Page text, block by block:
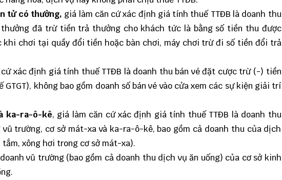
tử có thưởng, giá làm căn cứ xác định giá tính thuế TTĐB là doanh thu
đã trừ tiền trả thưởng cho khách tức là bằng số tiền thu được
khi chơi tại quầy đổi tiền hoặc bàn chơi, máy chơi trừ đi số tiền đổi trả
cứ xác định giá tính thuế TTĐB là doanh thu bán vé đặt cược trừ (-) tiền
không bao gồm doanh số bán vé vào cửa xem các sự kiện giải trí
ka-ra-ô-kê, giá làm căn cứ xác định giá tính thuế TTĐB là doanh thu
trường, cơ sở mát-xa và ka-ra-ô-kê, bao gồm cả doanh thu của dịch
xông hơi trong cơ sở mát-xa).
vũ trường (bao gồm cả doanh thu dịch vụ ăn uống) của cơ sở kinh